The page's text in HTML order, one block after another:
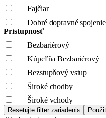
Fajčiar
Dobré dopravné spojenie
Prístupnosť
Bezbariérový
Kúpeľňa Bezbariérový
Bezstupňový vstup
Široké chodby
Široké vchody